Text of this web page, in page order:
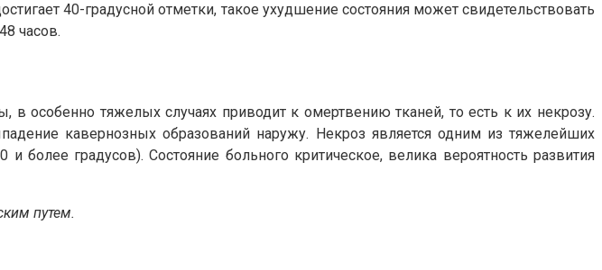
40-градусной отметки, такое ухудшение состояния может свидетельствовать
часов.
особенно тяжелых случаях приводит к омертвению тканей, то есть к их некрозу.
кавернозных образований наружу. Некроз является одним из тяжелейших
более градусов). Состояние больного критическое, велика вероятность развития
путем.